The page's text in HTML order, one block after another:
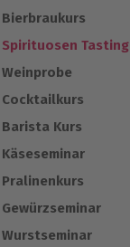
Bierbraukurs
Spirituosen Tasting
Weinprobe
Cocktailkurs
Barista Kurs
Käseseminar
Pralinenkurs
Gewürzseminar
Wurstseminar